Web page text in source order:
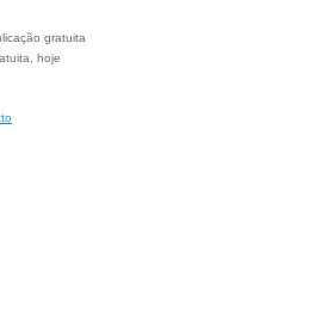
gratuita
hoje